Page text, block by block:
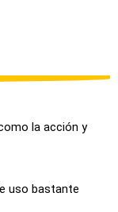
la acción y
uso bastante